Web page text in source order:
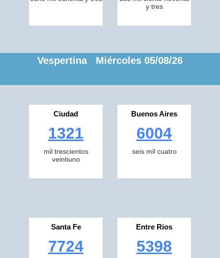
y tres
Vespertina Miércoles 05/08/26
Ciudad
1321
mil trescientos
veintiuno
Buenos Aires
6004
seis mil cuatro
Santa Fe
7724
Entre Rios
5398